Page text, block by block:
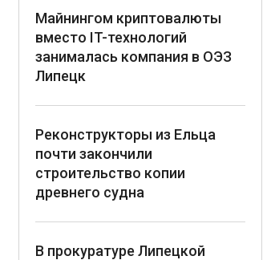
Майнингом криптовалюты
вместо IT-технологий
занималась компания в ОЭЗ
Липецк
Реконструкторы из Ельца
почти закончили
строительство копии
древнего судна
В прокуратуре Липецкой